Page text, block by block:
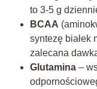
to 3-5 g
BCAA
syntezę białek
zalecana
Glutamina–